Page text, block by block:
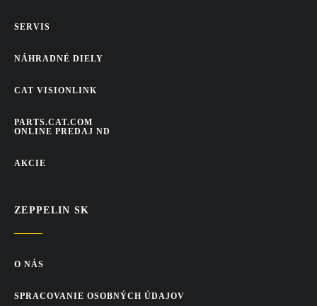
vyklápacia kapota motora
bočné servisné dvierka pre bezpečný prístup zo zeme
jednoduchá každodenná údržba
SERVIS
NÁHRADNÉ DIELY
CAT VISIONLINK
PARTS.CAT.COM
ONLINE PREDAJ ND
AKCIE
ZEPPELIN SK
O NÁS
SPRACOVANIE OSOBNÝCH ÚDAJOV